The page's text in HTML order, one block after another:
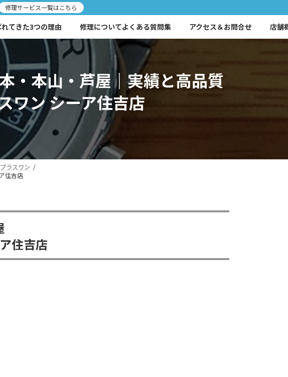
修理サービス一覧はこちら
てきた3つの理由 修理についてよくある質問集 アクセス＆お問合せ 店舗
・本山・芦屋｜実績と高品質
ワン シーア住吉店
ラスワン
住吉店
住吉店